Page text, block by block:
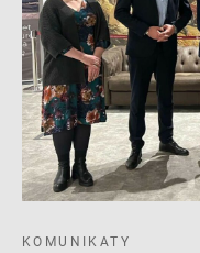
KOMUNIKATY